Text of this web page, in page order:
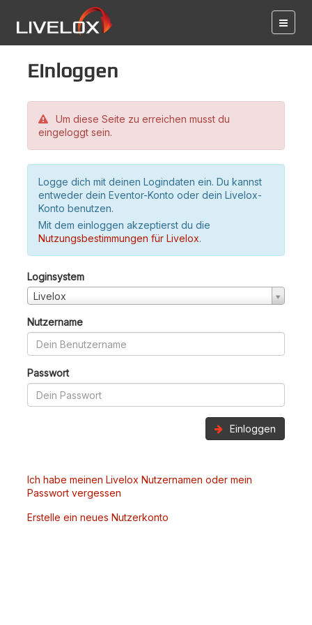
Einloggen
Um diese Seite zu erreichen musst du
eingeloggt sein.
Logge dich mit deinen Logindaten ein. Du kannst
entweder dein Eventor-Konto oder dein Livelox-
Konto benutzen.
Mit dem einloggen akzeptierst du die
Nutzungsbestimmungen für Livelox.
Loginsystem
Livelox
Nutzername
Passwort
Einloggen
Ich habe meinen Livelox Nutzernamen oder mein
Passwort vergessen
Erstelle ein neues Nutzerkonto